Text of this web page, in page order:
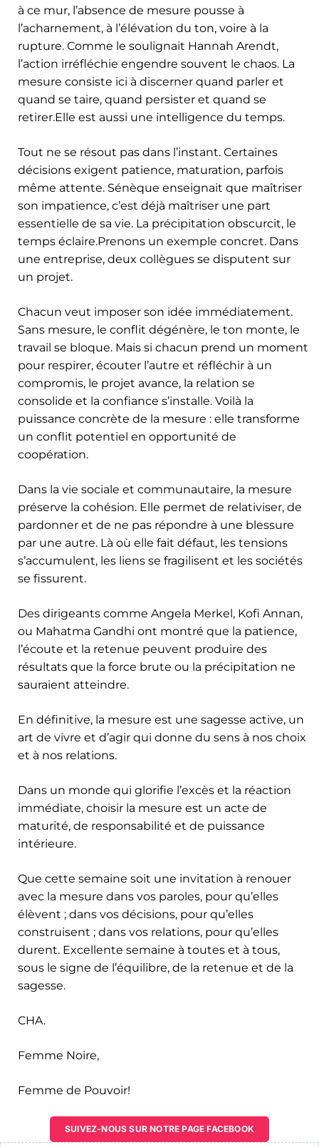
à ce mur, l’absence de mesure pousse à
l’acharnement, à l’élévation du ton, voire à la
rupture. Comme le soulignait Hannah Arendt,
l’action irréfléchie engendre souvent le chaos. La
mesure consiste ici à discerner quand parler et
quand se taire, quand persister et quand se
retirer.Elle est aussi une intelligence du temps.
Tout ne se résout pas dans l’instant. Certaines
décisions exigent patience, maturation, parfois
même attente. Sénèque enseignait que maîtriser
son impatience, c’est déjà maîtriser une part
essentielle de sa vie. La précipitation obscurcit, le
temps éclaire.Prenons un exemple concret. Dans
une entreprise, deux collègues se disputent sur
un projet.
Chacun veut imposer son idée immédiatement.
Sans mesure, le conflit dégénère, le ton monte, le
travail se bloque. Mais si chacun prend un moment
pour respirer, écouter l’autre et réfléchir à un
compromis, le projet avance, la relation se
consolide et la confiance s’installe. Voilà la
puissance concrète de la mesure : elle transforme
un conflit potentiel en opportunité de
coopération.
Dans la vie sociale et communautaire, la mesure
préserve la cohésion. Elle permet de relativiser, de
pardonner et de ne pas répondre à une blessure
par une autre. Là où elle fait défaut, les tensions
s’accumulent, les liens se fragilisent et les sociétés
se fissurent.
Des dirigeants comme Angela Merkel, Kofi Annan,
ou Mahatma Gandhi ont montré que la patience,
l’écoute et la retenue peuvent produire des
résultats que la force brute ou la précipitation ne
sauraient atteindre.
En définitive, la mesure est une sagesse active, un
art de vivre et d’agir qui donne du sens à nos choix
et à nos relations.
Dans un monde qui glorifie l’excès et la réaction
immédiate, choisir la mesure est un acte de
maturité, de responsabilité et de puissance
intérieure.
Que cette semaine soit une invitation à renouer
avec la mesure dans vos paroles, pour qu’elles
élèvent ; dans vos décisions, pour qu’elles
construisent ; dans vos relations, pour qu’elles
durent. Excellente semaine à toutes et à tous,
sous le signe de l’équilibre, de la retenue et de la
sagesse.
CHA.
Femme Noire,
Femme de Pouvoir!
SUIVEZ-NOUS SUR NOTRE PAGE FACEBOOK